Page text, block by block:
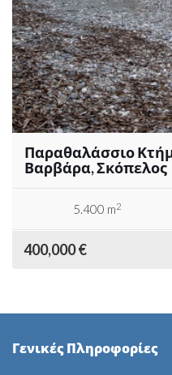
Παραθαλάσσιο
Βαρβάρα, Σκόπελος
5.400 m2
400,000 €
Γενικές Πληροφορίες